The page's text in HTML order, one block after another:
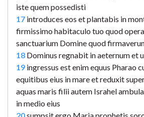
iste quem possedisti
17 introduces eos et plantabis in
firmissimo habitaculo tuo quod
sanctuarium Domine quod
18 Dominus regnabit in aeternum et
19 ingressus est enim equus Pharao
equitibus eius in mare et reduxit
aquas maris filii autem Israhel
in medio eius
20sumpsit ergo Maria prophetis